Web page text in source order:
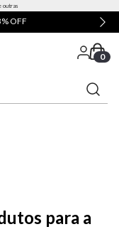
outras
0
para a